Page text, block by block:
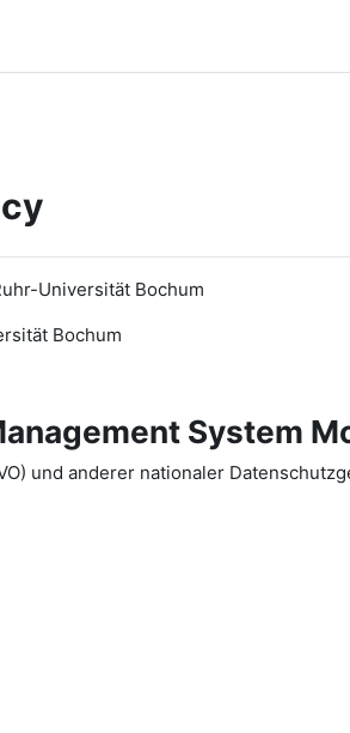
Universität Bochum
ät Bochum
System
und anderer nationaler